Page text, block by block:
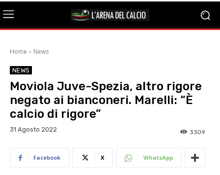
Home News
NEWS
Moviola Juve-Spezia, altro rigore
negato ai bianconeri. Marelli: “È
calcio di rigore”
31 Agosto 2022 3309
Facebook X WhatsApp